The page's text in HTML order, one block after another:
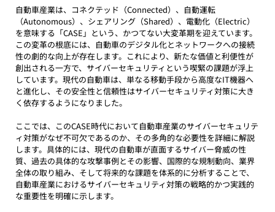
自動車産業は、コネクテッド（Connected）、自動運転
（Autonomous）、シェアリング（Shared）、電動化（Electric）
を意味する「CASE」という、かつてない大変革期を迎えています。
この変革の根底には、自動車のデジタル化とネットワークへの接続
性の劇的な向上が存在します。これにより、新たな価値と利便性が
創出される一方で、サイバーセキュリティという喫緊の課題が浮上
しています。現代の自動車は、単なる移動手段から高度なIT機器へ
と進化し、その安全性と信頼性はサイバーセキュリティ対策に大き
く依存するようになりました。
ここでは、このCASE時代において自動車産業のサイバーセキュリテ
ィ対策がなぜ不可欠であるのか、その多角的な必要性を詳細に解説
します。具体的には、現代の自動車が直面するサイバー脅威の性
質、過去の具体的な攻撃事例とその影響、国際的な規制動向、業界
全体の取り組み、そして将来的な課題を体系的に分析することで、
自動車産業におけるサイバーセキュリティ対策の戦略的かつ実践的
な重要性を明確に示します。